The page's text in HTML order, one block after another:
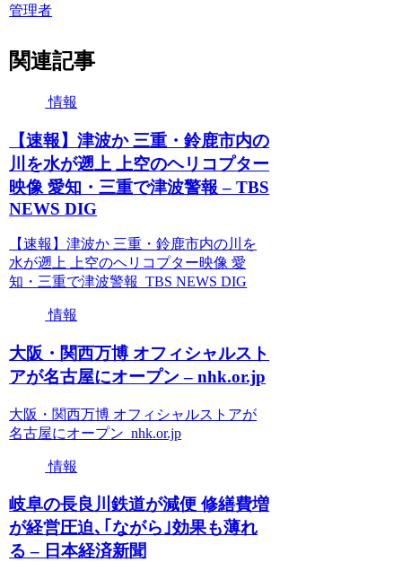
管理者
関連記事
情報
【速報】津波か 三重・鈴鹿市内の
川を水が遡上 上空のヘリコプター
映像 愛知・三重で津波警報 – TBS
NEWS DIG
【速報】津波か 三重・鈴鹿市内の川を
水が遡上 上空のヘリコプター映像 愛
知・三重で津波警報 TBS NEWS DIG
情報
大阪・関西万博 オフィシャルスト
アが名古屋にオープン – nhk.or.jp
大阪・関西万博 オフィシャルストアが
名古屋にオープン nhk.or.jp
情報
岐阜の長良川鉄道が減便 修繕費増
が経営圧迫､｢ながら｣効果も薄れ
る – 日本経済新聞